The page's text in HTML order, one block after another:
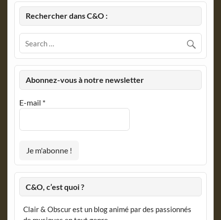
Rechercher dans C&O :
Abonnez-vous à notre newsletter
E-mail *
C&O, c’est quoi ?
Clair & Obscur est un blog animé par des passionnés